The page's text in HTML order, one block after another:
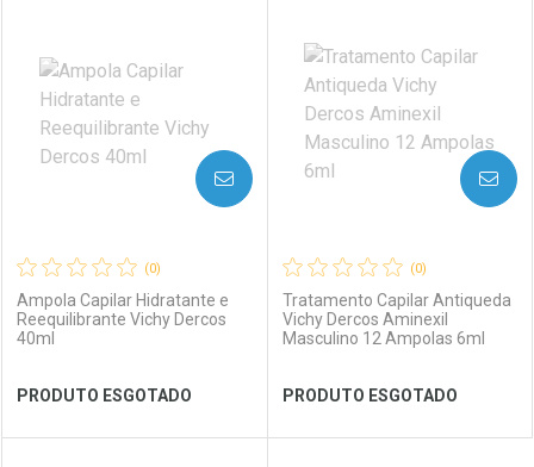
Laboratório
Ver Desconto Convênio
Por Menos Laboratório
Ver Desconto Convênio
Por Menos
(0)
Ampola Capilar Hidratante e
Reequilibrante Vichy Dercos
40ml
PRODUTO ESGOTADO
AVISE-ME
(0)
Tratamento Capilar Antiqueda
Vichy Dercos Aminexil
Masculino 12 Ampolas 6ml
PRODUTO ESGOTADO
AVISE-ME